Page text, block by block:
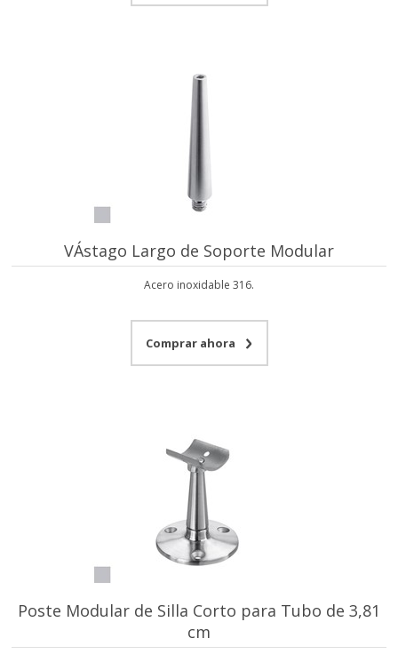
VÁstago Largo de Soporte Modular
Acero inoxidable 316.
Comprar ahora
Poste Modular de Silla Corto para Tubo de 3,81
cm